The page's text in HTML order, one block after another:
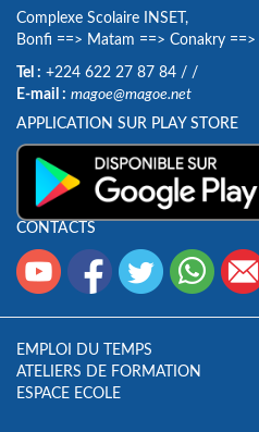
Complexe Scolaire INSET,
Bonfi ==> Matam ==> Conakry ==>
Tel : +224 622 27 87 84 / /
E-mail : magoe@magoe.net
APPLICATION SUR PLAY STORE
CONTACTS
EMPLOI DU TEMPS
ATELIERS DE FORMATION
ESPACE ECOLE